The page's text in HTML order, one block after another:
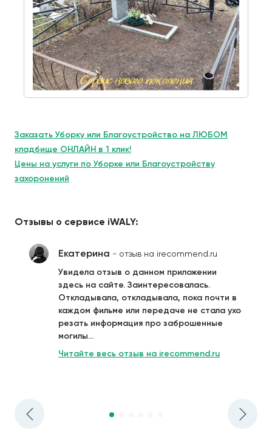
Заказать Уборку или Благоустройство на ЛЮБОМ
кладбище ОНЛАЙН в 1 клик!
Цены на услуги по Уборке или Благоустройству
захоронений
Отзывы о сервисе iWALY:
Екатерина - отзыв на irecommend.ru
Увидела отзыв о данном приложении
здесь на сайте. Заинтересовалась.
Откладывала, откладывала, пока почти в
каждом фильме или передаче не стала ухо
резать информация про заброшенные
могилы...
Читайте весь отзыв на irecommend.ru